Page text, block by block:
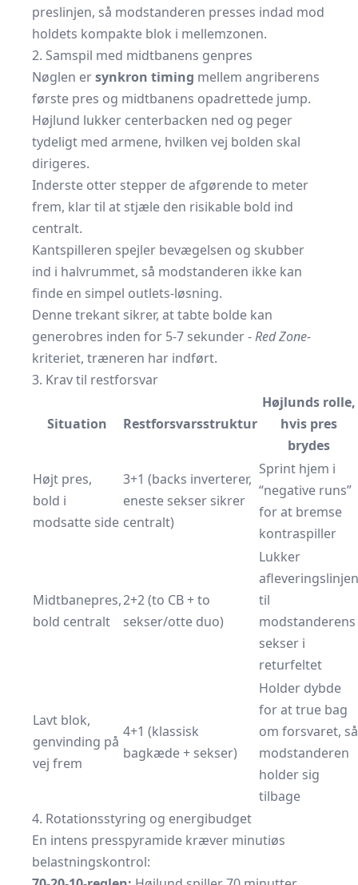
preslinjen, så modstanderen presses indad mod
holdets kompakte blok i mellemzonen.
2. Samspil med midtbanens genpres
Nøglen ersynkron timing mellem angriberens
første pres og midtbanens opadrettede jump.
Højlund lukker centerbacken ned og peger
tydeligt med armene, hvilken vej bolden skal
dirigeres.
Inderste otter stepper de afgørende to meter
frem, klar til at stjæle den risikable bold ind
centralt.
Kantspilleren spejler bevægelsen og skubber
ind i halvrummet, så modstanderen ikke kan
finde en simpel outlets-løsning.
Denne trekant sikrer, at tabte bolde kan
generobres inden for 5-7 sekunder -Red Zone-
kriteriet, træneren har indført.
3. Krav til restforsvar
Situation Restforsvarsstruktur
Højlunds rolle,
hvis pres
brydes
Højt pres,
bold i
modsatte side
3+1 (backs inverterer,
eneste sekser sikrer
centralt)
Sprint hjem i
“negative runs”
for at bremse
kontraspiller
Midtbanepres,
bold centralt
2+2 (to CB + to
sekser/otte duo)
Lukker
afleveringslinjen
til
modstanderens
sekser i
returfeltet
Lavt blok,
genvinding på
vej frem
4+1 (klassisk
bagkæde + sekser)
Holder dybde
for at true bag
om forsvaret, så
modstanderen
holder sig
tilbage
4. Rotationsstyring og energibudget
En intens presspyramide kræver minutiøs
belastningskontrol: